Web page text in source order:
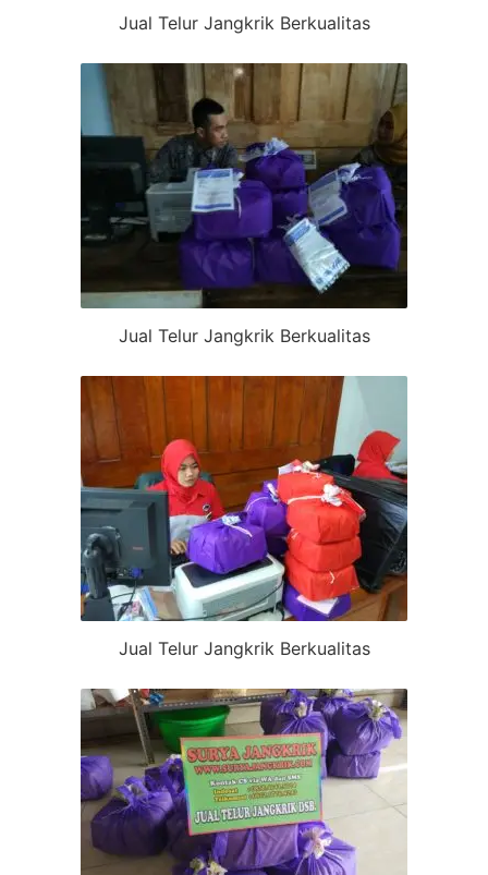
Jual Telur Jangkrik Berkualitas
Jual Telur Jangkrik Berkualitas
Jual Telur Jangkrik Berkualitas